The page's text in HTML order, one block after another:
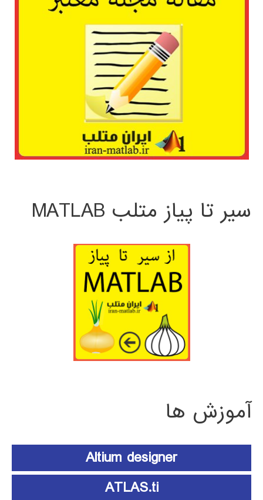
سیر تا پیاز متلب MATLAB
آموزش ها
Altium designer
ATLAS.ti